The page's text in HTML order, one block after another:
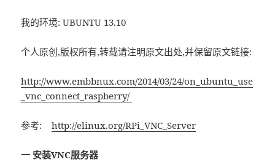
我的环境: UBUNTU 13.10
个人原创,版权所有,转载请注明原文出处,并保留原文链接:
http://www.embbnux.com/2014/03/24/on_ubuntu_use
_vnc_connect_raspberry/ ‎
参考:http://elinux.org/RPi_VNC_Server
一 安装VNC服务器